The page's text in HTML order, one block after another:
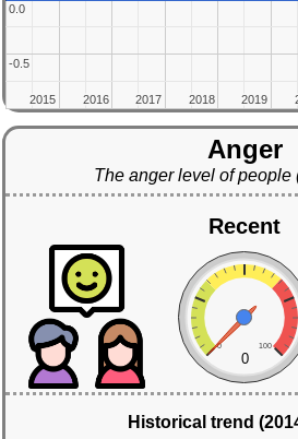
2015
2015 2016
2016 2017
2017 2018
2018 2019
2019
-0.5
-0.5
0.0
0.0
Anger
The anger level of people
Recent
0 100
0
Historical trend